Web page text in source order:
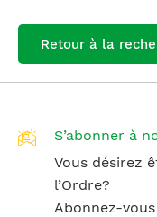
Retour à la
S’abonner à
Vous désirez
l’Ordre?
Abonnez-